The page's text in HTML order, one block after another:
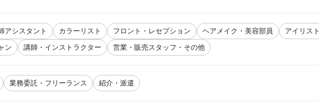
アシスタント カラーリスト フロント・レセプション ヘアメイク・美容部員
アイリスト
ン 講師・インストラクター 営業・販売スタッフ・その他
業務委託・フリーランス 紹介・派遣